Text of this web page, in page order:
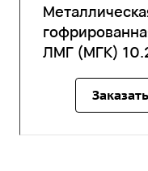
ЛМГ (МГК)